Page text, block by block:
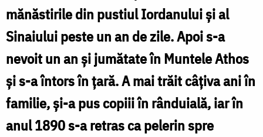
Foto:
Oana
Nechifor
mănăstirile din pustiul Iordanului şi al
Sinaiului peste un an de zile. Apoi s-a
nevoit un an şi jumătate în Muntele Athos
şi s-a întors în ţară. A mai trăit câţiva ani în
familie, şi-a pus copiii în rânduială, iar în
anul 1890 s-a retras ca pelerin spre